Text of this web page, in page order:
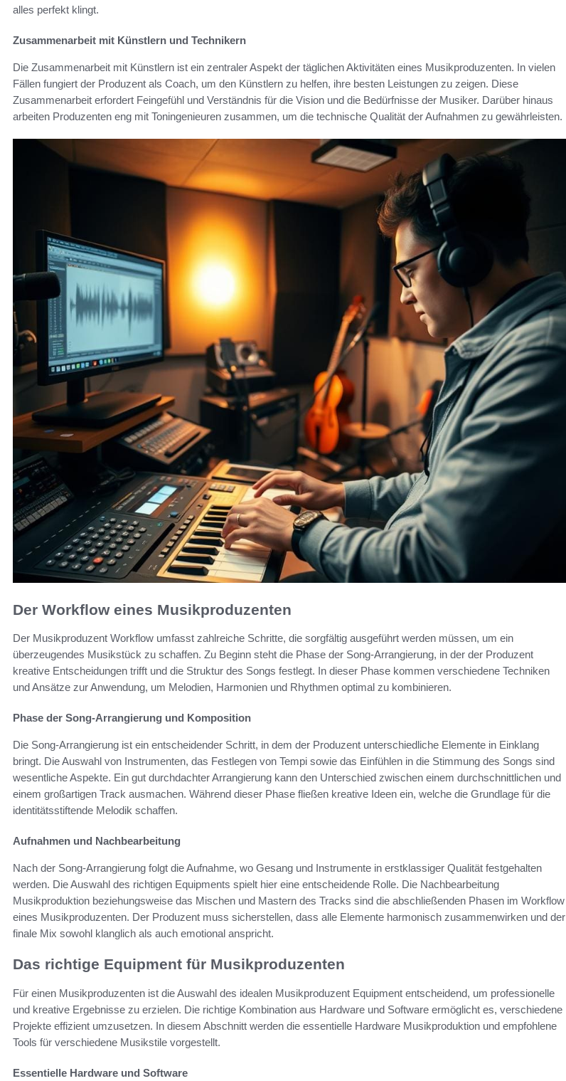
alles perfekt klingt.
Zusammenarbeit mit Künstlern und Technikern
Die Zusammenarbeit mit Künstlern ist ein zentraler Aspekt der täglichen Aktivitäten eines Musikproduzenten. In vielen
Fällen fungiert der Produzent als Coach, um den Künstlern zu helfen, ihre besten Leistungen zu zeigen. Diese
Zusammenarbeit erfordert Feingefühl und Verständnis für die Vision und die Bedürfnisse der Musiker. Darüber hinaus
arbeiten Produzenten eng mit Toningenieuren zusammen, um die technische Qualität der Aufnahmen zu gewährleisten.
Der Workflow eines Musikproduzenten
Der Musikproduzent Workflow umfasst zahlreiche Schritte, die sorgfältig ausgeführt werden müssen, um ein
überzeugendes Musikstück zu schaffen. Zu Beginn steht die Phase der Song-Arrangierung, in der der Produzent
kreative Entscheidungen trifft und die Struktur des Songs festlegt. In dieser Phase kommen verschiedene Techniken
und Ansätze zur Anwendung, um Melodien, Harmonien und Rhythmen optimal zu kombinieren.
Phase der Song-Arrangierung und Komposition
Die Song-Arrangierung ist ein entscheidender Schritt, in dem der Produzent unterschiedliche Elemente in Einklang
bringt. Die Auswahl von Instrumenten, das Festlegen von Tempi sowie das Einfühlen in die Stimmung des Songs sind
wesentliche Aspekte. Ein gut durchdachter Arrangierung kann den Unterschied zwischen einem durchschnittlichen und
einem großartigen Track ausmachen. Während dieser Phase fließen kreative Ideen ein, welche die Grundlage für die
identitätsstiftende Melodik schaffen.
Aufnahmen und Nachbearbeitung
Nach der Song-Arrangierung folgt die Aufnahme, wo Gesang und Instrumente in erstklassiger Qualität festgehalten
werden. Die Auswahl des richtigen Equipments spielt hier eine entscheidende Rolle. Die Nachbearbeitung
Musikproduktion beziehungsweise das Mischen und Mastern des Tracks sind die abschließenden Phasen im Workflow
eines Musikproduzenten. Der Produzent muss sicherstellen, dass alle Elemente harmonisch zusammenwirken und der
finale Mix sowohl klanglich als auch emotional anspricht.
Das richtige Equipment für Musikproduzenten
Für einen Musikproduzenten ist die Auswahl des idealen Musikproduzent Equipment entscheidend, um professionelle
und kreative Ergebnisse zu erzielen. Die richtige Kombination aus Hardware und Software ermöglicht es, verschiedene
Projekte effizient umzusetzen. In diesem Abschnitt werden die essentielle Hardware Musikproduktion und empfohlene
Tools für verschiedene Musikstile vorgestellt.
Essentielle Hardware und Software